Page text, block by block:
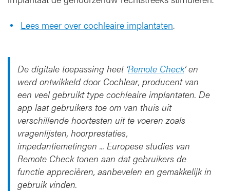
Lees meer over cochleaire implantaten.
De digitale toepassing heet ‘Remote Check’ en
werd ontwikkeld door Cochlear, producent van
een veel gebruikt type cochleaire implantaten. De
app laat gebruikers toe om van thuis uit
verschillende hoortesten uit te voeren zoals
vragenlijsten, hoorprestaties,
impedantiemetingen ... Europese studies van
Remote Check tonen aan dat gebruikers de
functie appreciëren, aanbevelen en gemakkelijk in
gebruik vinden.